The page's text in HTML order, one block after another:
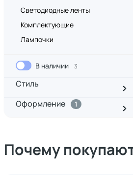
Светодиодные ленты
Комплектующие
Лампочки
В наличии 3
Стиль
Оформление
1
Почему